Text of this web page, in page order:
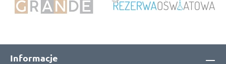
Informacje